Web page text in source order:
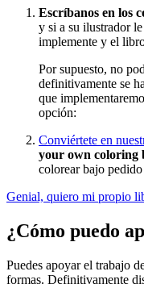
Escríbanos en los
y si a su ilustrador
implemente y el
Por supuesto, no
definitivamente se
que
opción:
Conviértete en
your own coloring
colorear bajo
Genial, quiero mi propio
¿Cómo puedo
Puedes apoyar el trabajo
formas. Definitivamente